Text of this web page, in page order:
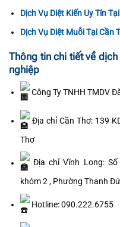
Dịch Vụ Diệt Kiến Uy Tín
Dịch Vụ Diệt Muỗi Tại Cần
Thông tin chi tiết về
nghiệp
Công Ty TNHH TMDV
Địa chỉ Cần Thơ: 139
Thơ
Địa chỉ Vĩnh Long:
khóm 2 , Phường Thanh
Hotline: 090.222.6755